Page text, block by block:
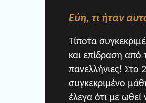
Εύη, τι ήταν
Τίποτα
και επίδραση
πανελλήνιες! Στο 2
συγκεκριμένο
έλεγα ότι με